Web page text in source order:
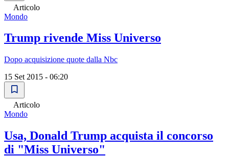
Articolo
Mondo
Trump rivende Miss Universo
Dopo acquisizione quote dalla Nbc
15 Set 2015 - 06:20
Articolo
Mondo
Usa, Donald Trump acquista il concorso
di "Miss Universo"